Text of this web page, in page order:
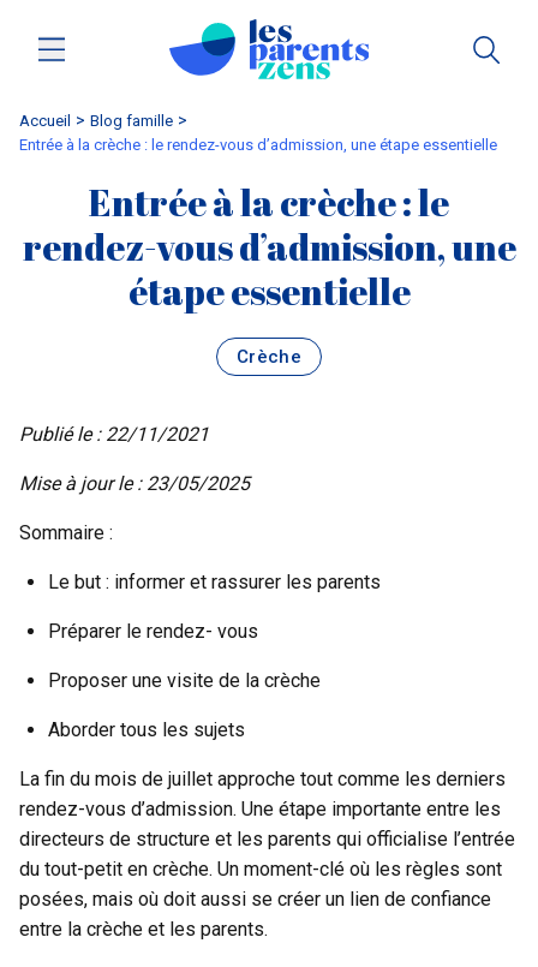
Accueil
blog famille
Entrée à la crèche : le rendez-vous d’admission, une étape essentielle
Entrée à la crèche : le
rendez-vous d’admission, une
étape essentielle
Crèche
Publié le : 22/11/2021
Mise à jour le : 23/05/2025
Sommaire :
Le but : informer et rassurer les parents
Préparer le rendez- vous
Proposer une visite de la crèche
Aborder tous les sujets
La fin du mois de juillet approche tout comme les derniers
rendez-vous d’admission. Une étape importante entre les
directeurs de structure et les parents qui officialise l’entrée
du tout-petit en crèche. Un moment-clé où les règles sont
posées, mais où doit aussi se créer un lien de confiance
entre la crèche et les parents.